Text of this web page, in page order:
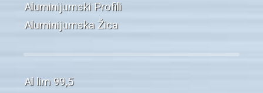
Aluminijumski Profili
Aluminijumska Žica
Al lim 99,5